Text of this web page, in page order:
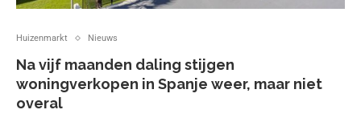
Huizenmarkt Nieuws
Na vijf maanden daling stijgen
woningverkopen in Spanje weer, maar niet
overal